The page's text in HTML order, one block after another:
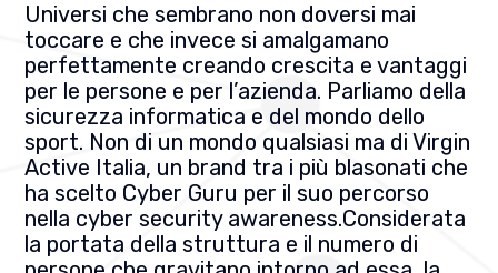
Universi che sembrano non doversi mai
toccare e che invece si amalgamano
perfettamente creando crescita e vantaggi
per le persone e per l’azienda. Parliamo della
sicurezza informatica e del mondo dello
sport. Non di un mondo qualsiasi ma di Virgin
Active Italia, un brand tra i più blasonati che
ha scelto Cyber Guru per il suo percorso
nella cyber security awareness.Considerata
la portata della struttura e il numero di